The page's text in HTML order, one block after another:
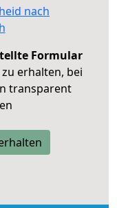
nach
Formular
erhalten, bei
transparent